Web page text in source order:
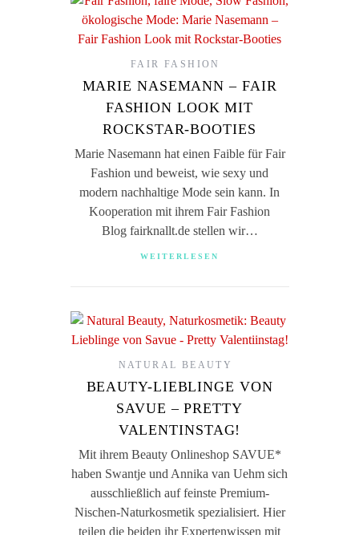
FAIR FASHION
MARIE NASEMANN – FAIR
FASHION LOOK MIT
ROCKSTAR-BOOTIES
Marie Nasemann hat einen Faible für Fair
Fashion und beweist, wie sexy und
modern nachhaltige Mode sein kann. In
Kooperation mit ihrem Fair Fashion
Blog fairknallt.de stellen wir…
WEITERLESEN
NATURAL BEAUTY
BEAUTY-LIEBLINGE VON
SAVUE – PRETTY
VALENTINSTAG!
Mit ihrem Beauty Onlineshop SAVUE*
haben Swantje und Annika van Uehm sich
ausschließlich auf feinste Premium-
Nischen-Naturkosmetik spezialisiert. Hier
teilen die beiden ihr Expertenwissen mit